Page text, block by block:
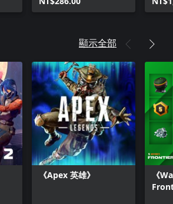
顯示全部
《Apex 英雄》
《